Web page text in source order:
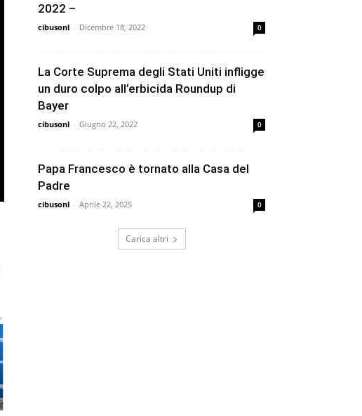
2022 –
cibusonl - Dicembre 18, 2022 0
La Corte Suprema degli Stati Uniti infligge
un duro colpo all’erbicida Roundup di
Bayer
cibusonl - Giugno 22, 2022 0
Papa Francesco è tornato alla Casa del
Padre
cibusonl - Aprile 22, 2025 0
Carica altri